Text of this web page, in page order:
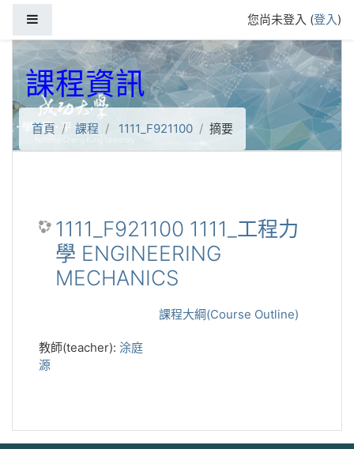
您尚未登入 (登入)
課程資訊
首頁 課程 1111_F921100 摘要
1111_F921100 1111_工程力
學 ENGINEERING
MECHANICS
課程大綱(Course Outline)
教師(teacher): 涂庭
源